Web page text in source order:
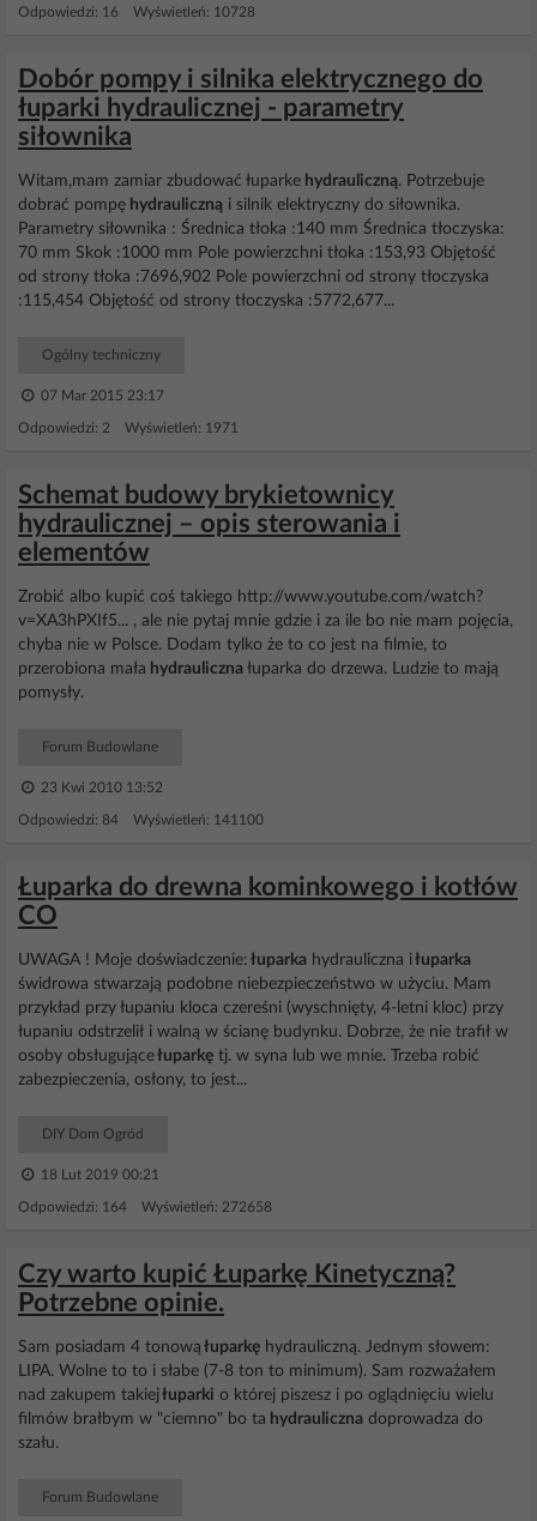
Odpowiedzi: 16 Wyświetleń: 10728
Dobór pompy i silnika elektrycznego do
łuparki hydraulicznej - parametry
siłownika
Witam,mam zamiar zbudować łuparke hydrauliczną. Potrzebuje
dobrać pompę hydrauliczną i silnik elektryczny do siłownika.
Parametry siłownika : Średnica tłoka :140 mm Średnica tłoczyska:
70 mm Skok :1000 mm Pole powierzchni tłoka :153,93 Objętość
od strony tłoka :7696,902 Pole powierzchni od strony tłoczyska
:115,454 Objętość od strony tłoczyska :5772,677...
Ogólny techniczny
07 Mar 2015 23:17
Odpowiedzi: 2 Wyświetleń: 1971
Schemat budowy brykietownicy
hydraulicznej – opis sterowania i
elementów
Zrobić albo kupić coś takiego http://www.youtube.com/watch?
v=XA3hPXIf5... , ale nie pytaj mnie gdzie i za ile bo nie mam pojęcia,
chyba nie w Polsce. Dodam tylko że to co jest na filmie, to
przerobiona mała hydrauliczna łuparka do drzewa. Ludzie to mają
pomysły.
Forum Budowlane
23 Kwi 2010 13:52
Odpowiedzi: 84 Wyświetleń: 141100
Łuparka do drewna kominkowego i kotłów
CO
UWAGA ! Moje doświadczenie: łuparka hydrauliczna i łuparka
świdrowa stwarzają podobne niebezpieczeństwo w użyciu. Mam
przykład przy łupaniu kloca czereśni (wyschnięty, 4-letni kloc) przy
łupaniu odstrzelił i walną w ścianę budynku. Dobrze, że nie trafił w
osoby obsługującełuparkę tj. w syna lub we mnie. Trzeba robić
zabezpieczenia, osłony, to jest...
DIY Dom Ogród
18 Lut 2019 00:21
Odpowiedzi: 164 Wyświetleń: 272658
Czy warto kupić Łuparkę Kinetyczną?
Potrzebne opinie.
Sam posiadam 4 tonową łuparkę hydrauliczną. Jednym słowem:
LIPA. Wolne to to i słabe (7-8 ton to minimum). Sam rozważałem
nad zakupem takiej łuparki o której piszesz i po oglądnięciu wielu
filmów brałbym w "ciemno" bo ta hydrauliczna doprowadza do
szału.
Forum Budowlane